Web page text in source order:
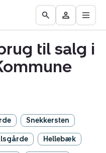
Ejendomme
til
Find
mægler
Få
vurderet
ejendom
Go
to
the
Search
page
Besøg
Mit
område
Åbn
til salg i
Snekkersten
Hellebæk